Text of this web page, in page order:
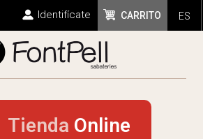
ES
CARRITO
Identifícate
Tienda Online